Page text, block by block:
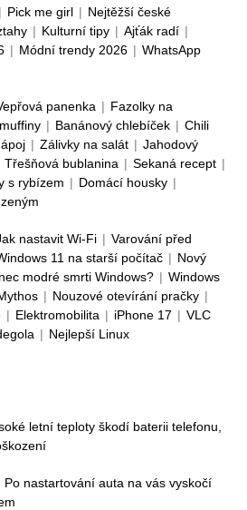
| Pick me girl | Nejtěžší české
| Kulturní tipy | Ajťák radí |
| Módní trendy 2026 | WhatsApp
panenka | Fazolky na
| Banánový chlebíček | Chili
| Zálivky na salát | Jahodový
Třešňová bublanina | Sekaná recept |
s rybízem | Domácí housky |
nastavit Wi-Fi | Varování před
11 na starší počítač | Nový
modré smrti Windows? | Windows
| Nouzové otevírání pračky |
| Elektromobilita | iPhone 17 | VLC
| Nejlepší Linux
letní teploty škodí baterii telefonu,
Po nastartování auta na vás vyskočí